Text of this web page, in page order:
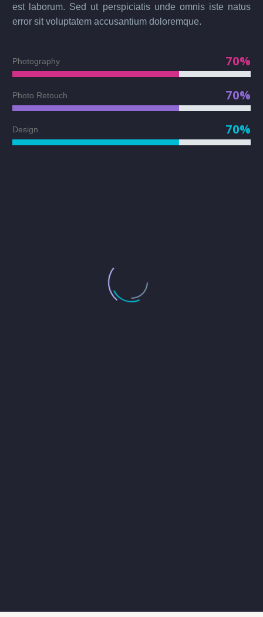
est laborum. Sed ut perspiciatis unde omnis iste natus
error sit voluptatem accusantium doloremque.
Photography 70%
Photo Retouch 70%
Design 70%